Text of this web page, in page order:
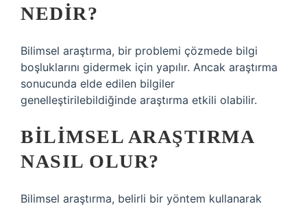
NEDIR?
Bilimsel araştırma, bir problemi çözmede bilgi
boşluklarını gidermek için yapılır. Ancak araştırma
sonucunda elde edilen bilgiler
genelleştirilebildiğinde araştırma etkili olabilir.
BILIMSEL ARAŞTIRMA
NASIL OLUR?
Bilimsel araştırma, belirli bir yöntem kullanarak